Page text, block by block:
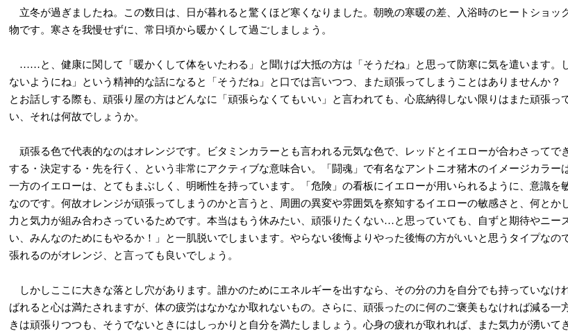
立冬が過ぎましたね。この数日は、日が暮れると驚くほど寒くなりました。朝晩の寒暖の差、入浴時のヒートショッ
物です。寒さを我慢せずに、常日頃から暖かくして過ごしましょう。
……と、健康に関して「暖かくして体をいたわる」と聞けば大抵の方は「そうだね」と思って防寒に気を遣います。
ないようにね」という精神的な話になると「そうだね」と口では言いつつ、また頑張ってしまうことはありませんか
とお話しする際も、頑張り屋の方はどんなに「頑張らなくてもいい」と言われても、心底納得しない限りはまた頑張っ
い、それは何故でしょうか。
頑張る色で代表的なのはオレンジです。ビタミンカラーとも言われる元気な色で、レッドとイエローが合わさってで
する・決定する・先を行く、という非常にアクティブな意味合い。「闘魂」で有名なアントニオ猪木のイメージカラー
一方のイエローは、とてもまぶしく、明晰性を持っています。「危険」の看板にイエローが用いられるように、意識を
なのです。何故オレンジが頑張ってしまうのかと言うと、周囲の異変や雰囲気を察知するイエローの敏感さと、何とか
力と気力が組み合わさっているためです。本当はもう休みたい、頑張りたくない…と思っていても、自ずと期待やニー
い、みんなのためにもやるか！」と一肌脱いでしまいます。やらない後悔よりやった後悔の方がいいと思うタイプなの
張れるのがオレンジ、と言っても良いでしょう。
しかしここに大きな落とし穴があります。誰かのためにエネルギーを出すなら、その分の力を自分でも持っていなけ
ばれると心は満たされますが、体の疲労はなかなか取れないもの。さらに、頑張ったのに何のご褒美もなければ減る一
きは頑張りつつも、そうでないときにはしっかりと自分を満たしましょう。心身の疲れが取れれば、また気力が湧いて